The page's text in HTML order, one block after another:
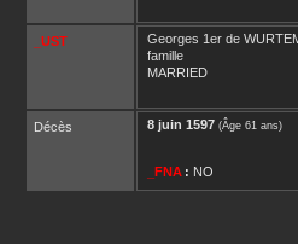
_UST Georges 1er de
famille
MARRIED
Décès 8 juin 1597 (Âge 61 ans)
_FNA : NO